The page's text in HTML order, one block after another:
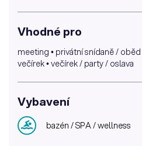
Vhodné pro
meeting • privátní snídaně /
večírek • večírek / party / oslava
Vybavení
bazén / SPA / wellness